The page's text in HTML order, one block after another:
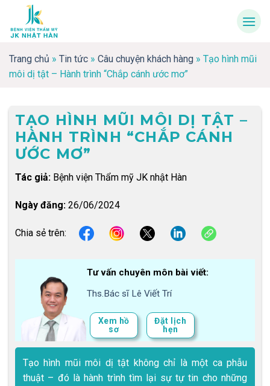
content
Trang chủ » Tin tức » Câu chuyện khách hàng » Tạo hình mũi
môi dị tật – Hành trình “Chắp cánh ước mơ”
TẠO HÌNH MŨI MÔI DỊ TẬT –
HÀNH TRÌNH “CHẮP CÁNH
ƯỚC MƠ”
Tác giả:Bệnh viện Thẩm mỹ JK nhật Hàn
Ngày đăng:26/06/2024
Chia sẻ trên:
Tư vấn chuyên môn bài viết:
Ths.Bác sĩ Lê Viết Trí
Xem hồ
sơ
Đặt lịch
hẹn
Tạo hình mũi môi dị tật không chỉ là một ca phẫu
thuật – đó là hành trình tìm lại sự tự tin cho những